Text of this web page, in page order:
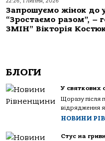
Запрошуємо жінок до
“Зростаємо разом”, –
ЗМІН” Вікторія
БЛОГИ
У святкових
Щоразу після
відрядження
НОВИНИ
Стус на